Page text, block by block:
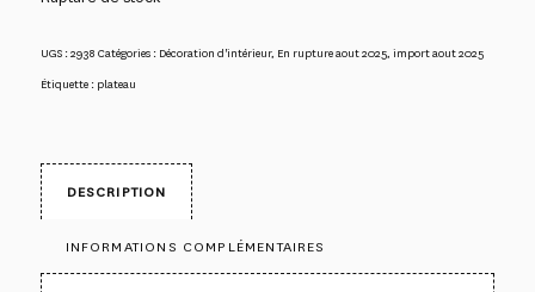
UGS :2938 Catégories : Décoration d'intérieur, En rupture aout 2025, import aout 2025
Étiquette : plateau
DESCRIPTION
INFORMATIONS COMPLÉMENTAIRES